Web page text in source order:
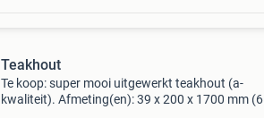
Teakhout
Te koop: super mooi uitgewerkt teakhout (a-
kwaliteit). Afmeting(en): 39 x 200 x 1700 mm (6